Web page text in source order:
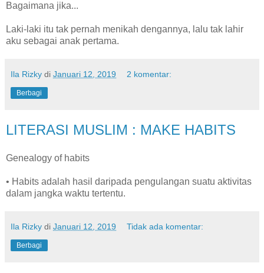
Bagaimana jika...
Laki-laki itu tak pernah menikah dengannya, lalu tak lahir
aku sebagai anak pertama.
Ila Rizky di Januari 12, 2019 2 komentar:
Berbagi
LITERASI MUSLIM : MAKE HABITS
Genealogy of habits
• Habits adalah hasil daripada pengulangan suatu aktivitas
dalam jangka waktu tertentu.
Ila Rizky di Januari 12, 2019 Tidak ada komentar:
Berbagi